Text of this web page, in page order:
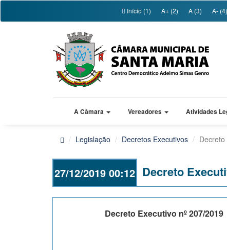
Início (1) A+ (2) A (3) A- (4)
A Câmara Vereadores Atividades
Legislação Decretos Executivos Decreto
27/12/2019 00:12 Decreto
Decreto Executivo nº 207/2019